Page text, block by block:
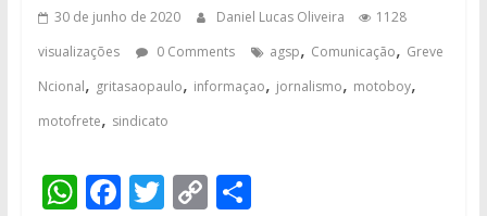
30 de junho de 2020 Daniel Lucas Oliveira
1128
visualizações
0 Comments agsp, Comunicação, Greve
Ncional, gritasaopaulo, informaçao, jornalismo, motoboy,
motofrete, sindicato
W F T C S